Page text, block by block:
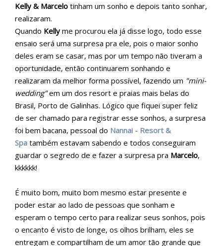
Kelly & Marcelo tinham um sonho e depois tanto sonhar,
realizaram.
Quando Kellyme procurou ela já disse logo, todo esse
ensaio será uma surpresa pra ele, pois o maior sonho
deles eram se casar, mas por um tempo não tiveram a
oportunidade, então continuarem sonhando e
realizaram da melhor forma possível, fazendo um "mini-
wedding"em um dos resort e praias mais belas do
Brasil, Porto de Galinhas. Lógico que fiquei super feliz
de ser chamado para registrar esse sonhos, a surpresa
foi bem bacana, pessoal do Nannai - Resort &
Spa também estavam sabendo e todos conseguiram
guardar o segredo de e fazer a surpresa pra Marcelo,
kkkkkk!
É muito bom, muito bom mesmo estar presente e
poder estar ao lado de pessoas que sonham e
esperam o tempo certo para realizar seus sonhos, pois
o encanto é visto de longe, os olhos brilham, eles se
entregam e compartilham de um amor tão grande que